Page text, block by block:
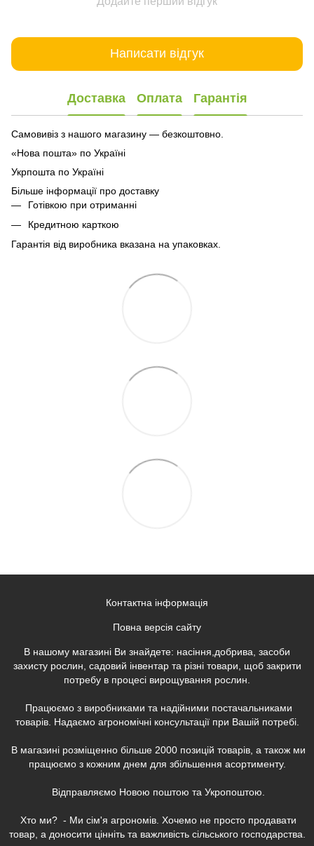
Написати відгук
Доставка Оплата Гарантія
Самовивіз з нашого магазину — безкоштовно.
«Нова пошта» по Україні
Укрпошта по Україні
Більше інформації про доставку
Готівкою при отриманні
Кредитною карткою
Гарантія від виробника вказана на упаковках.
Контактна інформація
Повна версія сайту
В нашому магазині Ви знайдете: насіння,добрива, засоби
захисту рослин, садовий інвентар та різні товари, щоб закрити
потребу в процесі вирощування рослин.
Працюємо з виробниками та надійними постачальниками
товарів. Надаємо агрономічні консультації при Вашій потребі.
В магазині розміщенно більше 2000 позицій товарів, а також ми
працюємо з кожним днем для збільшення асортименту.
Відправляємо Новою поштою та Укропоштою.
Хто ми? - Ми сім'я агрономів. Хочемо не просто продавати
товар, а доносити цінніть та важливість сільського господарства.